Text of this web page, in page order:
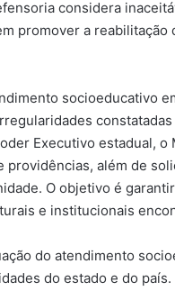
considera
promover a
socioeducativo
Executivo estadual,
providências, além de
O objetivo é
e institucionais
do atendimento
do estado e do